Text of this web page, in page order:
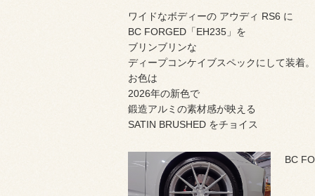
ワイドなボディーの アウディ RS6 に
BC FORGED「EH235」を
ブリンブリンな
ディープコンケイブスペックにして装着。
お色は
2026年の新色で
鍛造アルミの素材感が映える
SATIN BRUSHED をチョイス
BC